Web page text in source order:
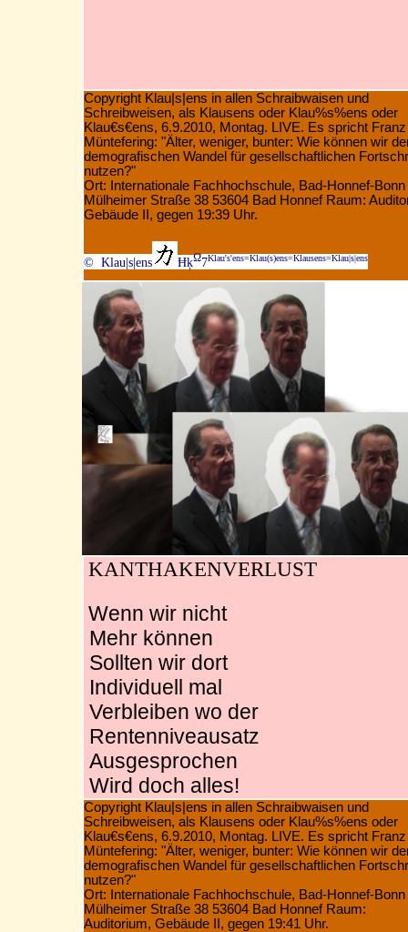
Copyright Klau|s|ens in allen Schraibwaisen und
Schreibweisen, als Klausens oder Klau%s%ens oder
Klau€s€ens, 6.9.2010, Montag. LIVE. Es spricht Franz
Müntefering: "Älter, weniger, bunter: Wie können wir
demografischen Wandel für gesellschaftlichen
nutzen?"
Ort: Internationale Fachhochschule, Bad-Honnef-Bonn
Mülheimer Straße 38 53604 Bad Honnef Raum:
Gebäude II, gegen 19:39 Uhr.
© Klau|s|ens ĦķΩ7Klau's'ens=Klau(s)ens=Klausens=Klau|s|ens
KANTHAKENVERLUST
Wenn wir nicht
Mehr können
Sollten wir dort
Individuell mal
Verbleiben wo der
Rentenniveausatz
Ausgesprochen
Wird doch alles!
Copyright Klau|s|ens in allen Schraibwaisen und
Schreibweisen, als Klausens oder Klau%s%ens oder
Klau€s€ens, 6.9.2010, Montag. LIVE. Es spricht Franz
Müntefering: "Älter, weniger, bunter: Wie können wir
demografischen Wandel für gesellschaftlichen
nutzen?"
Ort: Internationale Fachhochschule, Bad-Honnef-Bonn
Mülheimer Straße 38 53604 Bad Honnef Raum:
Auditorium, Gebäude II, gegen 19:41 Uhr.